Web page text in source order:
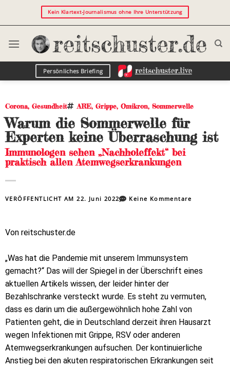
Kein Klartext-Journalismus ohne Ihre Unterstützung
Persönliches Briefing
Corona, Gesundheit ARE, Grippe, Omikron, Sommerwelle
Warum die Sommerwelle für
Experten keine Überraschung ist
Immunologen sehen „Nachholeffekt“ bei
praktisch allen Atemwegserkrankungen
VERÖFFENTLICHT AM22. Juni 2022 Keine Kommentare
Von reitschuster.de
„Was hat die Pandemie mit unserem Immunsystem
gemacht?“ Das will der Spiegel in der Überschrift eines
aktuellen Artikels wissen, der leider hinter der
Bezahlschranke versteckt wurde. Es steht zu vermuten,
dass es darin um die außergewöhnlich hohe Zahl von
Patienten geht, die in Deutschland derzeit ihren Hausarzt
wegen Infektionen mit Grippe, RSV oder anderen
Atemwegserkrankungen aufsuchen. Der kontinuierliche
Anstieg bei den akuten respiratorischen Erkrankungen seit